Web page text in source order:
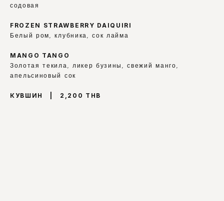
содовая
FROZEN STRAWBERRY DAIQUIRI
Белый ром, клубника, сок лайма
MANGO TANGO
Золотая текила, ликер бузины, свежий манго,
апельсиновый сок
КУВШИН   |   2,200 THB